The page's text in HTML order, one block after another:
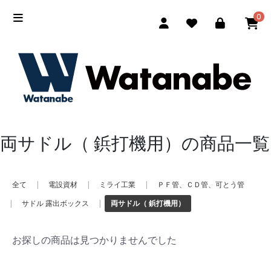
0
両サドル（ 鋲打機用）の商品一覧
全て | 電設資材 | ミライ工業 |
ＰＦ管、ＣＤ管、可とう管
|
サドル 露出ボックス | 両サドル（ 鋲打機用）
お探しの商品は見つかりませんでした